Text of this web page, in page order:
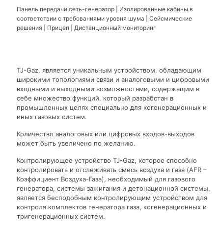
Панель передачи сеть-генератор | Изолированные кабины в
соответствии с требованиями уровня шума | Сейсмические
решения | Прицеп | Дистанционный мониторинг
TJ-Gaz, является уникальным устройством, обладающим
широкими топологиями связи и аналоговыми и цифровыми
входными и выходными возможностями, содержащим в
себе множество функций, который разработан в
промышленных целях специально для когенерационных и
иных газовых систем.
Количество аналоговых или цифровых входов-выходов
может быть увеличено по желанию.
Контролирующее устройство TJ-Gaz, которое способно
контролировать и отслеживать смесь воздуха и газа (AFR –
Коэффициент Воздуха-Газа), необходимый для газового
генератора, системы зажигания и детонационной системы,
является бесподобным контролирующим устройством для
контроля комплектов генератора газа, когенерационных и
тригенерационных систем.